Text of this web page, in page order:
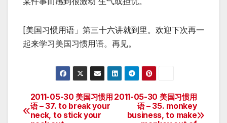
[美国习惯用语」第三十六讲就到里。欢迎下次再一
起来学习美国习惯用语。再见。
Post
2011-05-30 美国习惯用
语 – 35. monkey
business, to make
2011-05-30 美国习惯用
语 – 37. to break your
neck, to stick your